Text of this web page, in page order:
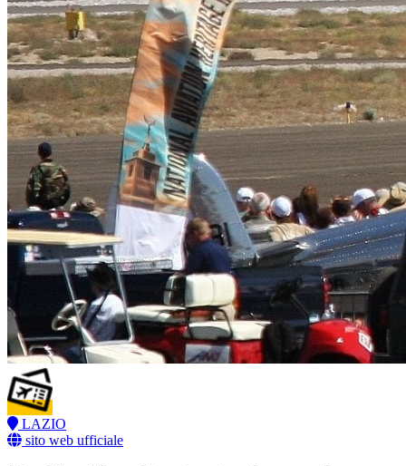
LAZIO
sito web ufficiale